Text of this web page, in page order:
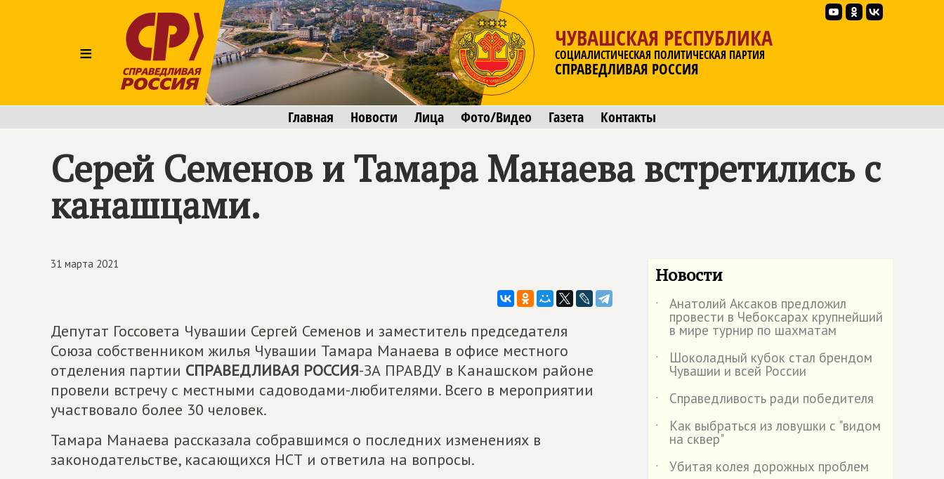
≡
ЧУВАШСКАЯ РЕСПУБЛИКА
СОЦИАЛИСТИЧЕСКАЯ ПОЛИТИЧЕСКАЯ ПАРТИЯ
СПРАВЕДЛИВАЯ РОССИЯ
Главная Новости Лица Фото/Видео Газета Контакты
Серей Семенов и Тамара Манаева встретились с
канашцами.
31 марта 2021
Депутат Госсовета Чувашии Сергей Семенов и заместитель председателя
Союза собственником жилья Чувашии Тамара Манаева в офисе местного
отделения партии СПРАВЕДЛИВАЯ РОССИЯ-ЗА ПРАВДУ в Канашском районе
провели встречу с местными садоводами-любителями. Всего в мероприятии
участвовало более 30 человек.
Тамара Манаева рассказала собравшимся о последних изменениях в
законодательстве, касающихся НСТ и ответила на вопросы.
Новости
˙ Анатолий Аксаков предложил
провести в Чебоксарах крупнейший
в мире турнир по шахматам
˙
Шоколадный кубок стал брендом
Чувашии и всей России
˙
Справедливость ради победителя
˙
Как выбраться из ловушки с "видом
на сквер"
˙
Убитая колея дорожных проблем